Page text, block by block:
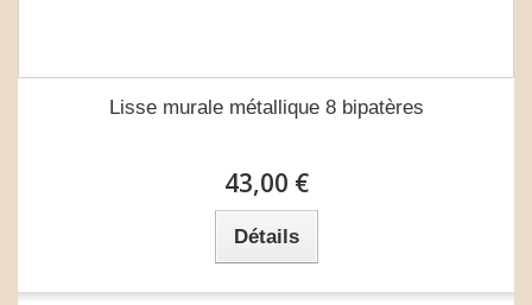
Lisse murale métallique 8 bipatères
43,00 €
Détails